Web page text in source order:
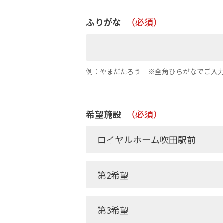
ふりがな （必須）
例：やまだたろう ※全角ひらがなでご入
希望施設 （必須）